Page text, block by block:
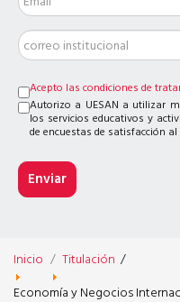
Acepto las condiciones de
Autorizo a UESAN a utilizar
los servicios educativos y
de encuestas de satisfacción al
Inicio Titulación /
Economía y Negocios